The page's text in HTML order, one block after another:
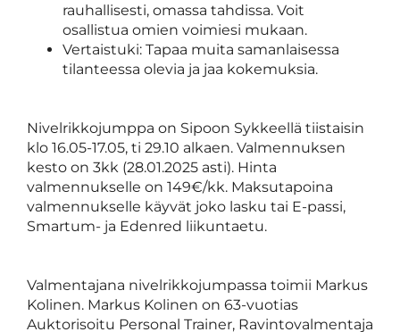
rauhallisesti, omassa tahdissa. Voit
osallistua omien voimiesi mukaan.
Vertaistuki: Tapaa muita samanlaisessa
tilanteessa olevia ja jaa kokemuksia.
Nivelrikkojumppa on Sipoon Sykkeellä tiistaisin
klo 16.05-17.05, ti 29.10 alkaen. Valmennuksen
kesto on 3kk (28.01.2025 asti). Hinta
valmennukselle on 149€/kk. Maksutapoina
valmennukselle käyvät joko lasku tai E-passi,
Smartum- ja Edenred liikuntaetu.
Valmentajana nivelrikkojumpassa toimii Markus
Kolinen. Markus Kolinen on 63-vuotias
Auktorisoitu Personal Trainer, Ravintovalmentaja